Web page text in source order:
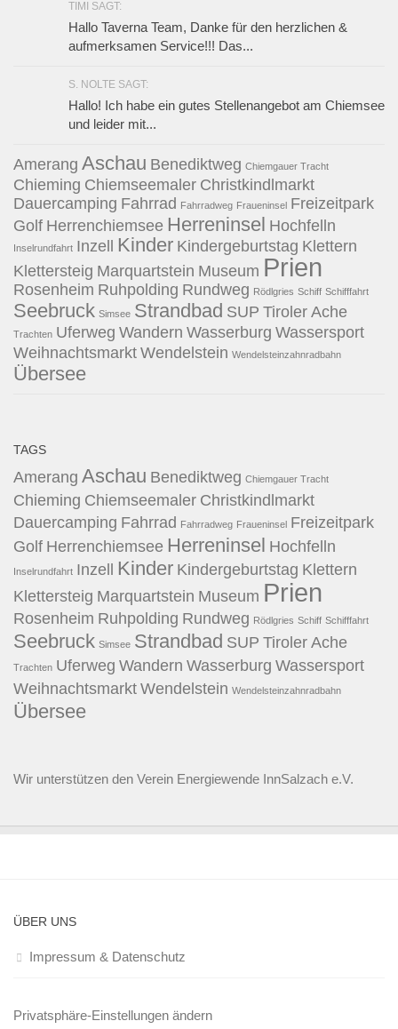
TIMI SAGT:
Hallo Taverna Team, Danke für den herzlichen &
aufmerksamen Service!!! Das...
S. NOLTE SAGT:
Hallo! Ich habe ein gutes Stellenangebot am Chiemsee
und leider mit...
Amerang Aschau Benediktweg Chiemgauer Tracht
Chieming Chiemseemaler Christkindlmarkt
Dauercamping Fahrrad Fahrradweg Fraueninsel Freizeitpark
Golf Herrenchiemsee Herreninsel Hochfelln
Inselrundfahrt Inzell Kinder Kindergeburtstag Klettern
Klettersteig Marquartstein Museum Prien
Rosenheim Ruhpolding Rundweg Rödlgries Schiff Schifffahrt
Seebruck Simsee Strandbad SUP Tiroler Ache
Trachten Uferweg Wandern Wasserburg Wassersport
Weihnachtsmarkt Wendelstein Wendelsteinzahnradbahn
Übersee
TAGS
Amerang Aschau Benediktweg Chiemgauer Tracht
Chieming Chiemseemaler Christkindlmarkt
Dauercamping Fahrrad Fahrradweg Fraueninsel Freizeitpark
Golf Herrenchiemsee Herreninsel Hochfelln
Inselrundfahrt Inzell Kinder Kindergeburtstag Klettern
Klettersteig Marquartstein Museum Prien
Rosenheim Ruhpolding Rundweg Rödlgries Schiff Schifffahrt
Seebruck Simsee Strandbad SUP Tiroler Ache
Trachten Uferweg Wandern Wasserburg Wassersport
Weihnachtsmarkt Wendelstein Wendelsteinzahnradbahn
Übersee
Wir unterstützen den Verein Energiewende InnSalzach e.V.
ÜBER UNS
Impressum & Datenschutz
Privatsphäre-Einstellungen ändern